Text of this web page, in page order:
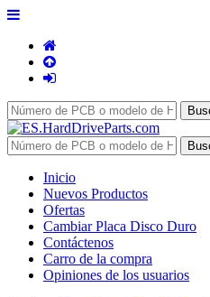
Inicio
Nuevos Productos
Ofertas
Cambiar Placa Disco Duro
Contáctenos
Carro de la compra
Opiniones de los usuarios